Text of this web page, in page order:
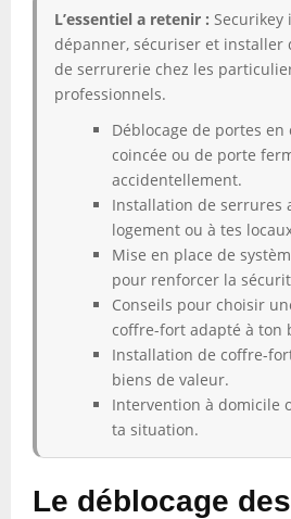
L’essentiel a retenir :
dépanner, sécuriser et installer
de serrurerie chez les
professionnels.
Déblocage de portes en
coincée ou de porte
accidentellement.
Installation de serrures
logement ou à tes
Mise en place de
pour renforcer la
Conseils pour choisir
coffre-fort adapté à ton
Installation de coffre-
biens de valeur.
Intervention à domicile
ta situation.
Le déblocage